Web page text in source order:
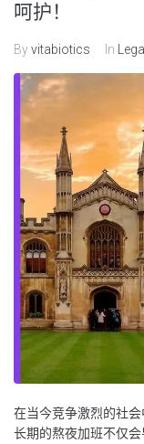
呵护！
Byvitabiotics In Legal
在当今竞争激烈的社会
长期的熬夜加班不仅会